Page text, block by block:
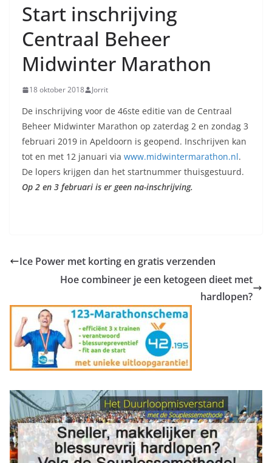
Start inschrijving
Centraal Beheer
Midwinter Marathon
18 oktober 2018 Jorrit
De inschrijving voor de 46ste editie van de Centraal
Beheer Midwinter Marathon op zaterdag 2 en zondag 3
februari 2019 in Apeldoorn is geopend. Inschrijven kan
tot en met 12 januari via www.midwintermarathon.nl.
De lopers krijgen dan het startnummer thuisgestuurd.
Op 2 en 3 februari is er geen na-inschrijving.
Ice Power met korting en gratis verzenden
Hoe combineer je een ketogeen dieet met
hardlopen?